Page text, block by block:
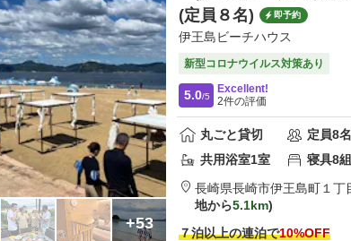
+53
(定員８名)
即予約
伊王島ビーチハウス
新型コロナウイルス対策あり
5.0/5
Excellent!
2件の評価
丸ごと貸切 定員8名
共用浴室1室 寝具8組
長崎県長崎市伊王島町１丁
地から5.1km
７泊以上の連泊で10%OFF